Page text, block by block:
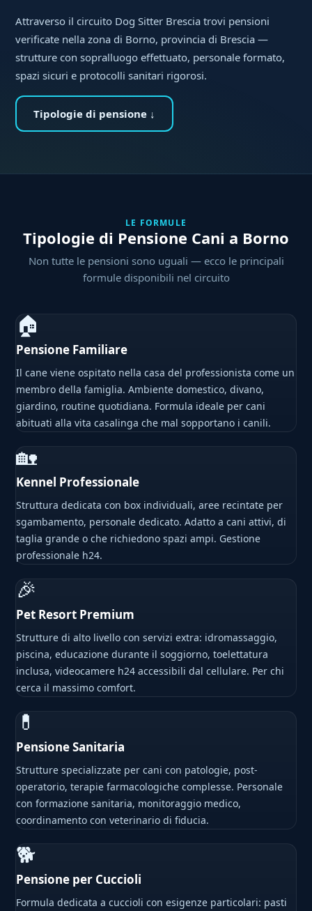
Attraverso il circuito Dog Sitter Brescia trovi pensioni
verificate nella zona di Borno, provincia di Brescia —
strutture con sopralluogo effettuato, personale formato,
spazi sicuri e protocolli sanitari rigorosi.
Tipologie di pensione ↓
LE FORMULE
Tipologie di Pensione Cani a Borno
Non tutte le pensioni sono uguali — ecco le principali
formule disponibili nel circuito
🏠
Pensione Familiare
Il cane viene ospitato nella casa del professionista come un
membro della famiglia. Ambiente domestico, divano,
giardino, routine quotidiana. Formula ideale per cani
abituati alla vita casalinga che mal sopportano i canili.
🏡
Kennel Professionale
Struttura dedicata con box individuali, aree recintate per
sgambamento, personale dedicato. Adatto a cani attivi, di
taglia grande o che richiedono spazi ampi. Gestione
professionale h24.
🎉
Pet Resort Premium
Strutture di alto livello con servizi extra: idromassaggio,
piscina, educazione durante il soggiorno, toelettatura
inclusa, videocamere h24 accessibili dal cellulare. Per chi
cerca il massimo comfort.
💊
Pensione Sanitaria
Strutture specializzate per cani con patologie, post-
operatorio, terapie farmacologiche complesse. Personale
con formazione sanitaria, monitoraggio medico,
coordinamento con veterinario di fiducia.
🐕
Pensione per Cuccioli
Formula dedicata a cuccioli con esigenze particolari: pasti